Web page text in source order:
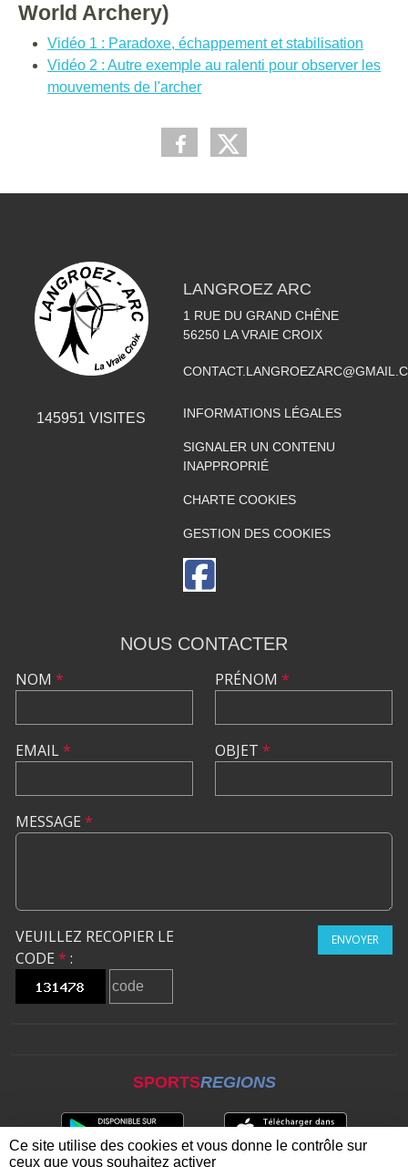
World Archery)
Vidéo 1 : Paradoxe, échappement et stabilisation
Vidéo 2 : Autre exemple au ralenti pour observer les
mouvements de l'archer
145951 VISITES
LANGROEZ ARC
1 RUE DU GRAND CHÊNE
56250 LA VRAIE CROIX
INFORMATIONS LÉGALES
SIGNALER UN CONTENU
INAPPROPRIÉ
CHARTE COOKIES
GESTION DES COOKIES
NOUS CONTACTER
NOM *
EMAIL*
PRÉNOM *
OBJET *
MESSAGE *
VEUILLEZ RECOPIER LE
CODE * :
ENVOYER
SPORTSREGIONS
Ce site utilise des cookies et vous donne le contrôle sur
ceux que vous souhaitez activer